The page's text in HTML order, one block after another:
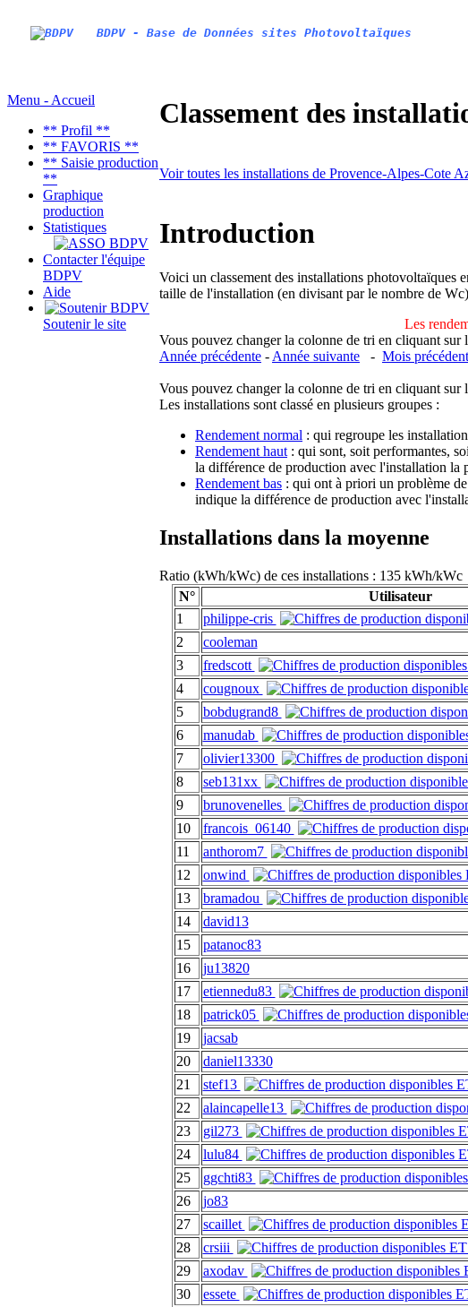
BDPV - Base de Données sites Photovoltaïques
Menu - Accueil
** Profil **
** FAVORIS **
** Saisie production
**
Graphique
production
Statistiques
Contacter l'équipe
BDPV
Aide
Soutenir le site
Classement des
Voir toutes les installations de Provence-Alpes-Cote
Introduction
Voici un classement des installations photovoltaïques
taille de l'installation (en divisant par le nombre de
Les
Vous pouvez changer la colonne de tri en cliquant sur
Année précédente - Année suivante - Mois précédent
Vous pouvez changer la colonne de tri en cliquant sur
Les installations sont classé en plusieurs groupes :
Rendement normal : qui regroupe les
Rendement haut : qui sont, soit performantes,
la différence de production avec l'installation la
Rendement bas : qui ont à priori un problème
indique la différence de production avec
Installations dans la moyenne
Ratio (kWh/kWc) de ces installations : 135 kWh/kWc
N°
Utilisateur
1
philippe-cris
2
cooleman
3
fredscott
4
cougnoux
5
bobdugrand8
6
manudab
7
olivier13300
8
seb131xx
9
brunovenelles
10
francois_06140
11
anthorom7
12
onwind
13
bramadou
14
david13
15
patanoc83
16
ju13820
17
etiennedu83
18
patrick05
19
jacsab
20
daniel13330
21
stef13
22
alaincapelle13
23
gil273
24
lulu84
25
ggchti83
26
jo83
27
scaillet
28
crsiii
29
axodav
30
essete